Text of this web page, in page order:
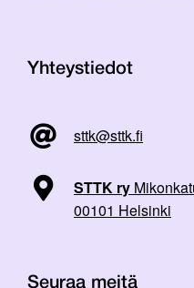
Yhteystiedot
sttk@sttk.fi
STTK ry
00101 Helsinki
Seuraa meitä